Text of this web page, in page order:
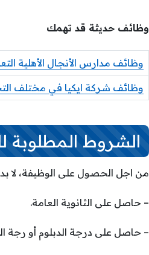
وظائف حديثة قد تهمك
وظائف مدارس الأنجال الأهلية
وظائف شركة ايكيا في مختلف
الشروط المطلوبة
من اجل الحصول على الوظيفة، لا
– حاصل على الثانوية العامة.
– حاصل على درجة الدبلوم أو رجة